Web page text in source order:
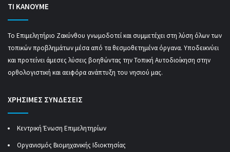
ΤΙ ΚΑΝΟΥΜΕ
Το Επιμελητήριο Ζακύνθου γνωμοδοτεί και συμμετέχει στη λύση όλων των
τοπικών προβλημάτων μέσα από τα θεσμοθετημένα όργανα. Υποδεικνύει
και προτείνει άμεσες λύσεις βοηθώντας την Τοπική Αυτοδιοίκηση στην
ορθολογιστική και αειφόρα ανάπτυξη του νησιού μας.
ΧΡΗΣΙΜΕΣ ΣΥΝΔΕΣΕΙΣ
Κεντρική Ένωση Επιμελητηρίων
Οργανισμός Βιομηχανικής Ιδιοκτησίας